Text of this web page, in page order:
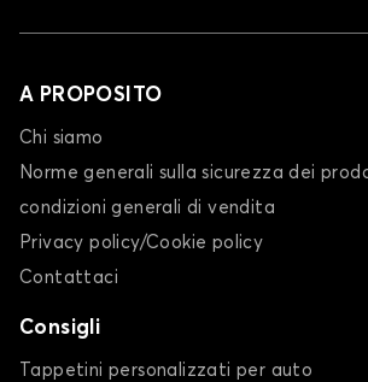
A PROPOSITO
Chi siamo
Norme generali sulla sicurezza dei
condizioni generali di vendita
Privacy policy/Cookie policy
Contattaci
Consigli
Tappetini personalizzati per auto